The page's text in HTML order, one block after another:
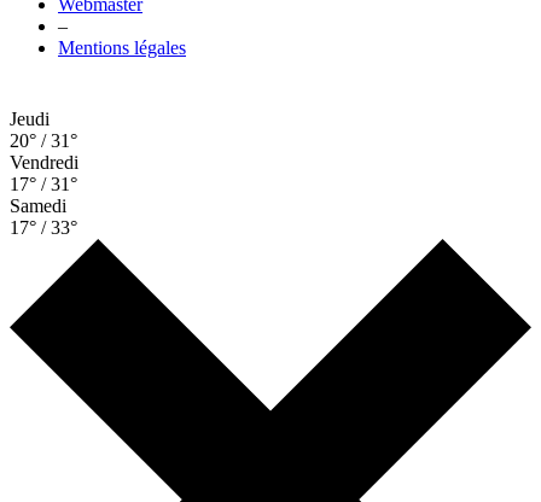
–
Mentions légales
Jeudi
20° / 31°
Vendredi
17° / 31°
Samedi
17° / 33°